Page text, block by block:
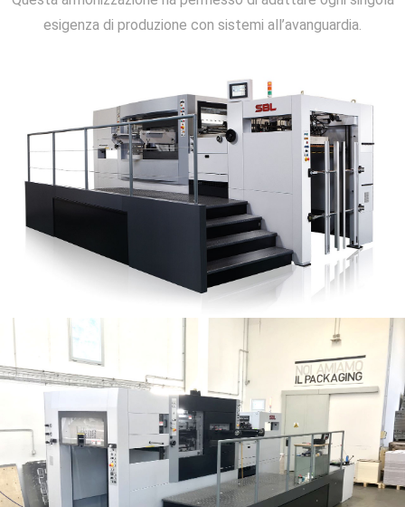
esigenza di produzione con sistemi all’avanguardia.